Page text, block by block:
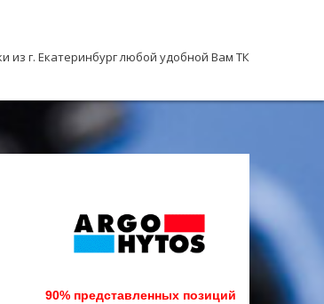
из г. Екатеринбург любой удобной Вам ТК
90% представленных позиций